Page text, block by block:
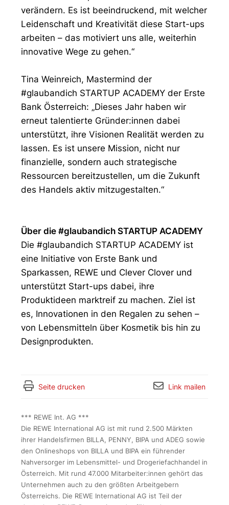
verändern. Es ist beeindruckend, mit welcher
Leidenschaft und Kreativität diese Start-ups
arbeiten – das motiviert uns alle, weiterhin
innovative Wege zu gehen.“
Tina Weinreich, Mastermind der
#glaubandich STARTUP ACADEMY der Erste
Bank Österreich: „Dieses Jahr haben wir
erneut talentierte Gründer:innen dabei
unterstützt, ihre Visionen Realität werden zu
lassen. Es ist unsere Mission, nicht nur
finanzielle, sondern auch strategische
Ressourcen bereitzustellen, um die Zukunft
des Handels aktiv mitzugestalten.“
Über die #glaubandich STARTUP ACADEMY
Die #glaubandich STARTUP ACADEMY ist
eine Initiative von Erste Bank und
Sparkassen, REWE und Clever Clover und
unterstützt Start-ups dabei, ihre
Produktideen marktreif zu machen. Ziel ist
es, Innovationen in den Regalen zu sehen –
von Lebensmitteln über Kosmetik bis hin zu
Designprodukten.
Seite drucken Link mailen
*** REWE Int. AG ***
Die REWE International AG ist mit rund 2.500 Märkten
ihrer Handelsfirmen BILLA, PENNY, BIPA und ADEG sowie
den Onlineshops von BILLA und BIPA ein führender
Nahversorger im Lebensmittel- und Drogeriefachhandel in
Österreich. Mit rund 47.000 Mitarbeiter:innen gehört das
Unternehmen auch zu den größten Arbeitgebern
Österreichs. Die REWE International AG ist Teil der